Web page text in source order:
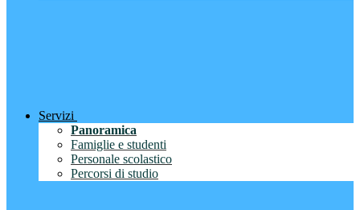
Servizi
Panoramica
Famiglie e studenti
Personale scolastico
Percorsi di studio